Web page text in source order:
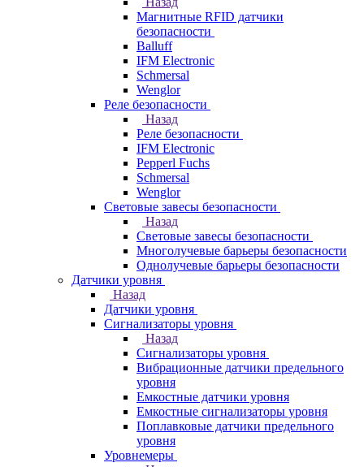
Магнитные RFID датчики
безопасности
Balluff
IFM Electronic
Schmersal
Wenglor
Реле безопасности
Назад
Реле безопасности
IFM Electronic
Pepperl Fuchs
Schmersal
Wenglor
Световые завесы безопасности
Назад
Световые завесы безопасности
Многолучевые барьеры безопасности
Однолучевые барьеры безопасности
Датчики уровня
Назад
Датчики уровня
Сигнализаторы уровня
Назад
Сигнализаторы уровня
Вибрационные датчики предельного
уровня
Емкостные датчики уровня
Емкостные сигнализаторы уровня
Поплавковые датчики предельного
уровня
Уровнемеры